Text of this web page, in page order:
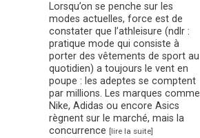
Lorsqu’on se penche sur les
modes actuelles, force est de
constater que l’athleisure (ndlr :
pratique mode qui consiste à
porter des vêtements de sport au
quotidien) a toujours le vent en
poupe : les adeptes se comptent
par millions. Les marques comme
Nike, Adidas ou encore Asics
règnent sur le marché, mais la
concurrence [lire la suite]